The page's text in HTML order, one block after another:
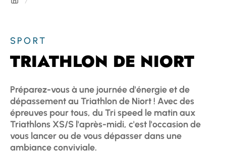
SPORT
TRIATHLON DE NIORT
Préparez-vous à une journée d'énergie et de
dépassement au Triathlon de Niort ! Avec des
épreuves pour tous, du Tri speed le matin aux
Triathlons XS/S l'après-midi, c'est l'occasion de
vous lancer ou de vous dépasser dans une
ambiance conviviale.